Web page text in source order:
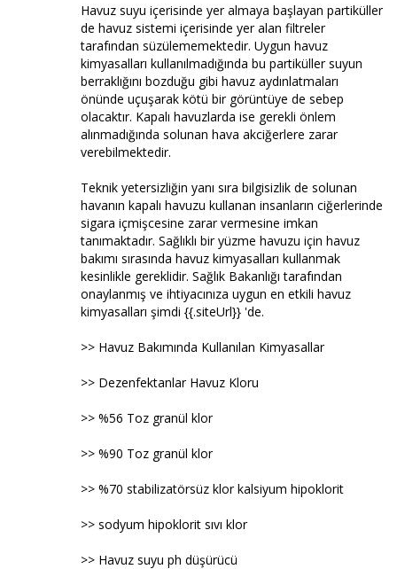
Havuz suyu içerisinde yer almaya başlayan partiküller
de havuz sistemi içerisinde yer alan filtreler
tarafından süzülememektedir. Uygun havuz
kimyasalları kullanılmadığında bu partiküller suyun
berraklığını bozduğu gibi havuz aydınlatmaları
önünde uçuşarak kötü bir görüntüye de sebep
olacaktır. Kapalı havuzlarda ise gerekli önlem
alınmadığında solunan hava akciğerlere zarar
verebilmektedir.
Teknik yetersizliğin yanı sıra bilgisizlik de solunan
havanın kapalı havuzu kullanan insanların ciğerlerinde
sigara içmişcesine zarar vermesine imkan
tanımaktadır. Sağlıklı bir yüzme havuzu için havuz
bakımı sırasında havuz kimyasalları kullanmak
kesinlikle gereklidir. Sağlık Bakanlığı tarafından
onaylanmış ve ihtiyacınıza uygun en etkili havuz
kimyasalları şimdi {{.siteUrl}} 'de.
>> Havuz Bakımında Kullanılan Kimyasallar
>> Dezenfektanlar Havuz Kloru
>> %56 Toz granül klor
>> %90 Toz granül klor
>> %70 stabilizatörsüz klor kalsiyum hipoklorit
>> sodyum hipoklorit sıvı klor
>> Havuz suyu ph düşürücü